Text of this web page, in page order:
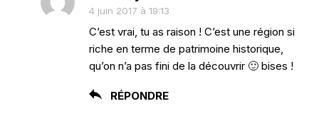
4 juin 2017 à 19:13
C’est vrai, tu as raison ! C’est une région si
riche en terme de patrimoine historique,
qu’on n’a pas fini de la découvrir 🙂 bises !
RÉPONDRE